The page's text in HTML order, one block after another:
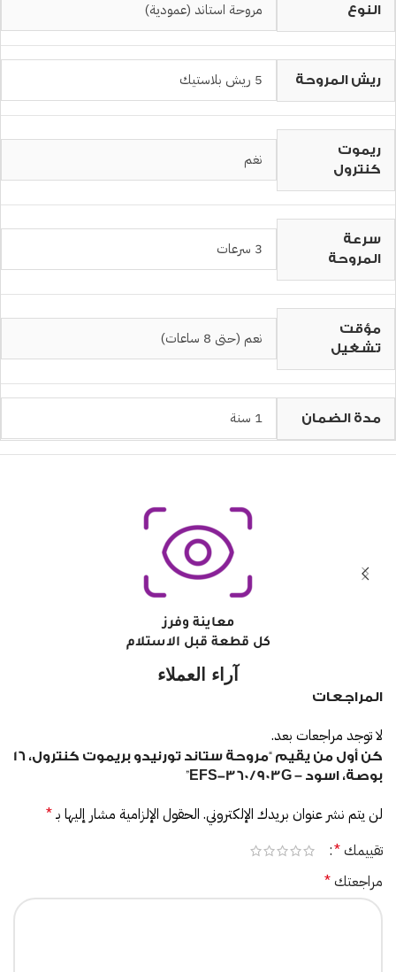
النوع مروحة استاند (عمودية)
ريش المروحة 5 ريش بلاستيك
ريموت
كنترول
نغم
سرعة
المروحة
3 سرعات
مؤقت
تشغيل
نعم (حتى 8 ساعات)
مدة الضمان 1 سنة
معاينة وفرز
كل قطعة قبل الاستلام
آراء العملاء
المراجعات
لا توجد مراجعات بعد.
كن أول من يقيم “مروحة ستاند تورنيدو بريموت كنترول، 16
بوصة، اسود – EFS-360/903G”
لن يتم نشر عنوان بريدك الإلكتروني. الحقول الإلزامية مشار إليها بـ*
تقييمك*
مراجعتك*